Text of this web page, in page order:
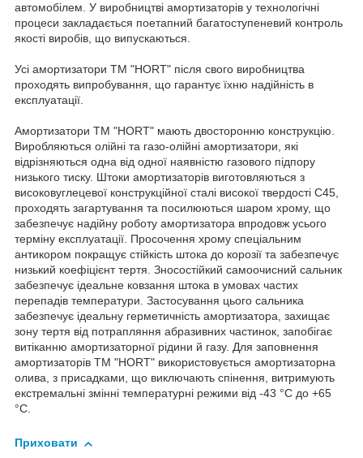
автомобілем. У виробництві амортизаторів у технологічні
процеси закладається поетапний багатоступеневий контроль
якості виробів, що випускаються.
Усі амортизатори ТМ "HORT" після свого виробництва
проходять випробування, що гарантує їхню надійність в
експлуатації.
Амортизатори TM "HORT" мають двосторонню конструкцію.
Виробляються олійні та газо-олійні амортизатори, які
відрізняються одна від одної наявністю газового підпору
низького тиску. Штоки амортизаторів виготовляються з
високовуглецевої конструкційної сталі високої твердості С45,
проходять загартування та посилюються шаром хрому, що
забезпечує надійну роботу амортизатора впродовж усього
терміну експлуатації. Просочення хрому спеціальним
антикором покращує стійкість штока до корозії та забезпечує
низький коефіцієнт тертя. Зносостійкий самоочисний сальник
забезпечує ідеальне ковзання штока в умовах частих
перепадів температури. Застосування цього сальника
забезпечує ідеальну герметичність амортизатора, захищає
зону тертя від потрапляння абразивних частинок, запобігає
витіканню амортизаторної рідини й газу. Для заповнення
амортизаторів TM "HORT" використовується амортизаторна
олива, з присадками, що виключають спінення, витримують
екстремальні змінні температурні режими від -43 °C до +65
°C.
Приховати